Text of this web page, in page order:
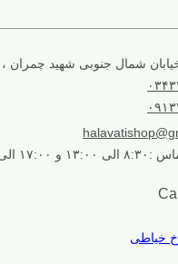
شمال جنوبی شهید چمران ، بین
الی ۲۰:۳۰
خیاطی